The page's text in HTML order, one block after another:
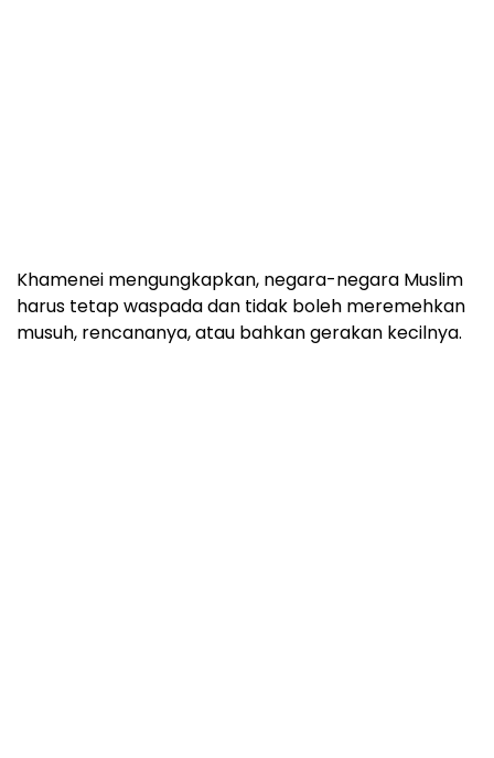
Khamenei mengungkapkan, negara-negara Muslim
harus tetap waspada dan tidak boleh meremehkan
musuh, rencananya, atau bahkan gerakan kecilnya.